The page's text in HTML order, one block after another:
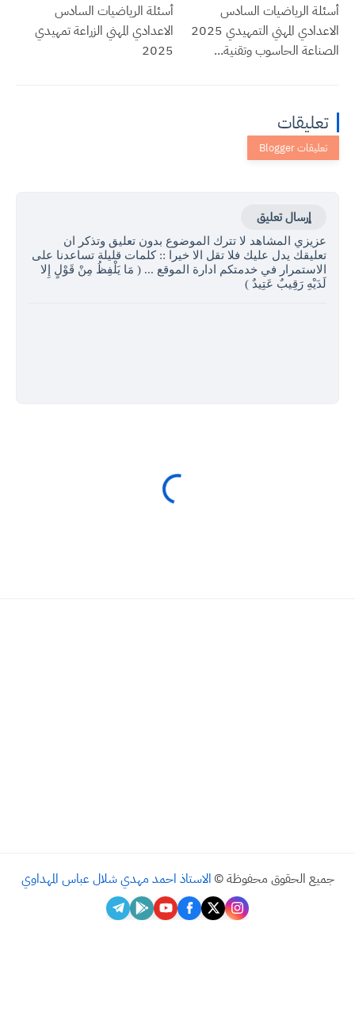
الرياضيات السادس
الاعدادي المهني التمهيدي 2025
الحاسوب وتقنية...
أسئلة الرياضيات السادس
الاعدادي المهني الزراعة تمهيدي
إرسال تعليق
المشاهد لا تترك الموضوع بدون تعليق وتذكر ان
يدل عليك فلا تقل الا خيرا :: كلمات قليلة تساعدنا على
في خدمتكم ادارة الموقع ... ( مَا يَلْفِظُ مِنْ قَوْلٍ إِلا
رَقِيبٌ عَتِيدٌ )
الحقوق محفوظة ©الاستاذ احمد مهدي شلال عباس المهداوي